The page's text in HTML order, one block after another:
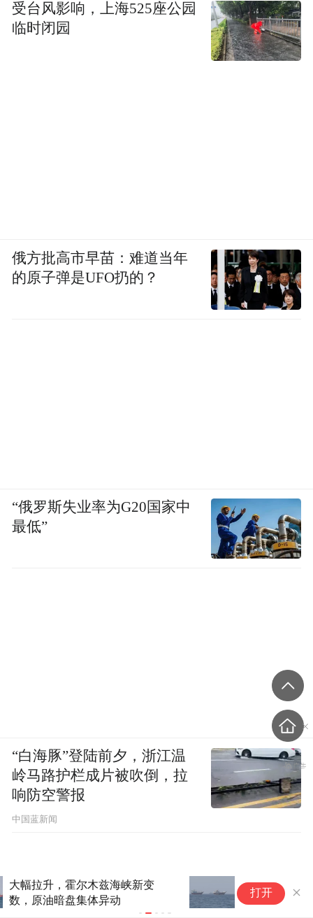
美伊正在对霍尔木兹进行最后博
弈
打开
受台风影响，上海525座公园
临时闭园
俄方批高市早苗：难道当年
的原子弹是UFO扔的？
“俄罗斯失业率为G20国家中
最低”
“白海豚”登陆前夕，浙江温
岭马路护栏成片被吹倒，拉
响防空警报
中国蓝新闻